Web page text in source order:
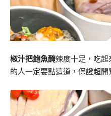
椒汁把鮑魚醃辣度十足，吃
的人一定要點這道，保證超開